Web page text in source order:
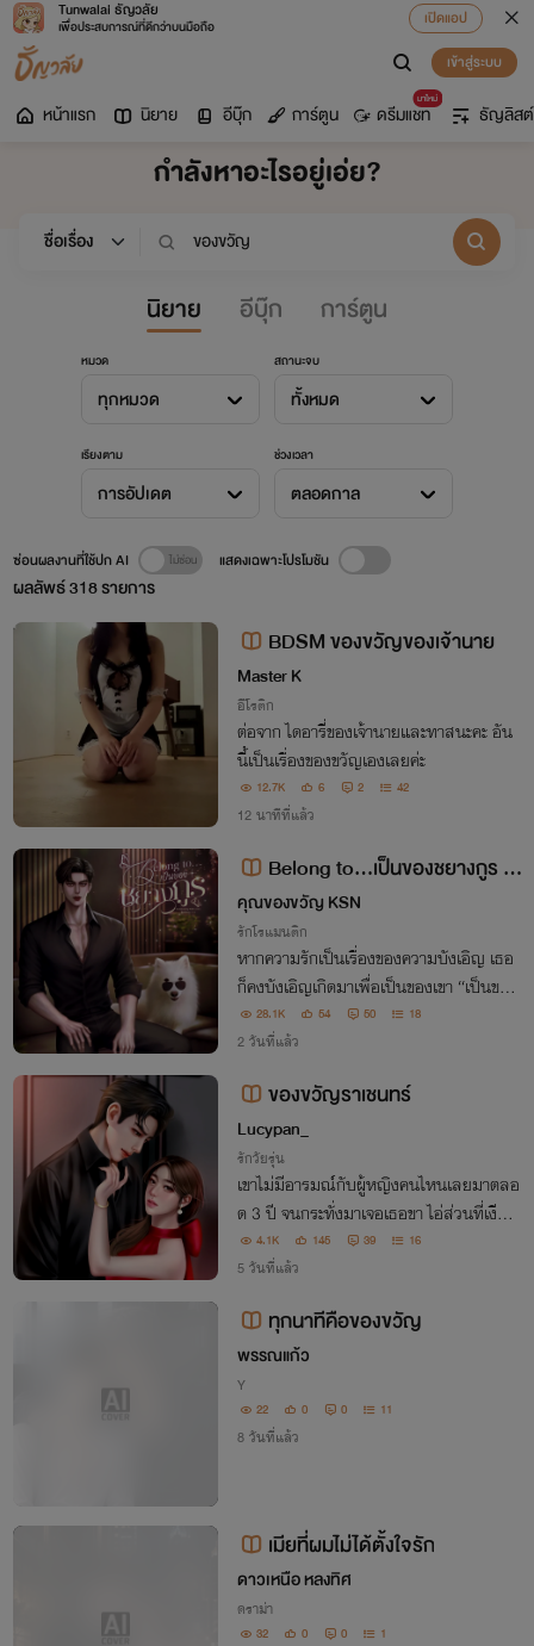
Tunwalai ธัญวลัย
เพื่อประสบการณ์ที่ดีกว่าบนมือถือ
เปิดแอป
เข้าสู่ระบบ
หน้าแรก นิยาย อีบุ๊ก การ์ตูน
มาใหม่
ดรีมแชท ธัญลิสต์
กำลังหาอะไรอยู่เอ่ย?
นิยาย อีบุ๊ก การ์ตูน
หมวด
ทุกหมวด
สถานะจบ
ทั้งหมด
เรียงตาม
การอัปเดต
ช่วงเวลา
ตลอดกาล
ผลลัพธ์318รายการ
ซ่อนผลงานที่ใช้ปก AI แสดงเฉพาะโปรโมชัน
BDSM ของขวัญของเจ้านาย
Master K
อีโรติก
ต่อจาก ไดอารี่ของเจ้านายและทาสนะคะ อัน
นี้เป็นเรื่องของขวัญเองเลยค่ะ
12.7K 6 2 42
12 นาทีที่แล้ว
Belong to...เป็นของชยางกูร |
มี E-book
คุณของขวัญ KSN
รักโรแมนติก
หากความรักเป็นเรื่องของความบังเอิญ เธอ
ก็คงบังเอิญเกิดมาเพื่อเป็นของเขา “เป็นของ
ชยางกูร”
28.1K 54 50 18
2 วันที่แล้ว
ของขวัญราเชนทร์
Lucypan_
รักวัยรุ่น
เขาไม่มีอารมณ์กับผู้หญิงคนไหนเลยมาตลอ
ด 3 ปี จนกระทั่งมาเจอเธอขา ไอ่ส่วนที่เงียบ
สงบมาตลอดนั้น กลับตุงง่ายมาก “พี่อยากมี
อะไรกับเรา…เราคิดว่าไงครับ”
4.1K 145 39 16
5 วันที่แล้ว
ทุกนาทีคือของขวัญ
พรรณแก้ว
Y
22 0 0 11
8 วันที่แล้ว
เมียที่ผมไม่ได้ตั้งใจรัก
ดาวเหนือ หลงทิศ
ดราม่า
32 0 0 1